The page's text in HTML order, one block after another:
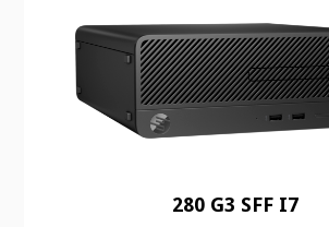
280 G3 SFF I7